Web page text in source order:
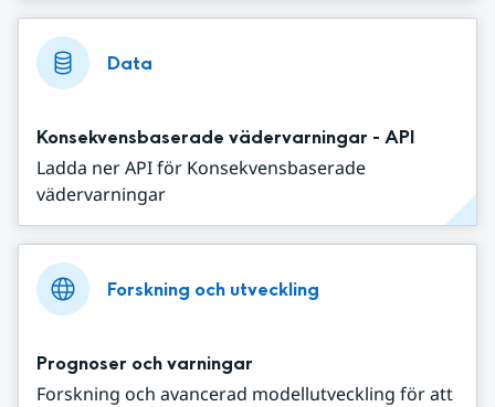
Data
Konsekvensbaserade vädervarningar - API
Ladda ner API för Konsekvensbaserade
vädervarningar
Forskning och utveckling
Prognoser och varningar
Forskning och avancerad modellutveckling för att